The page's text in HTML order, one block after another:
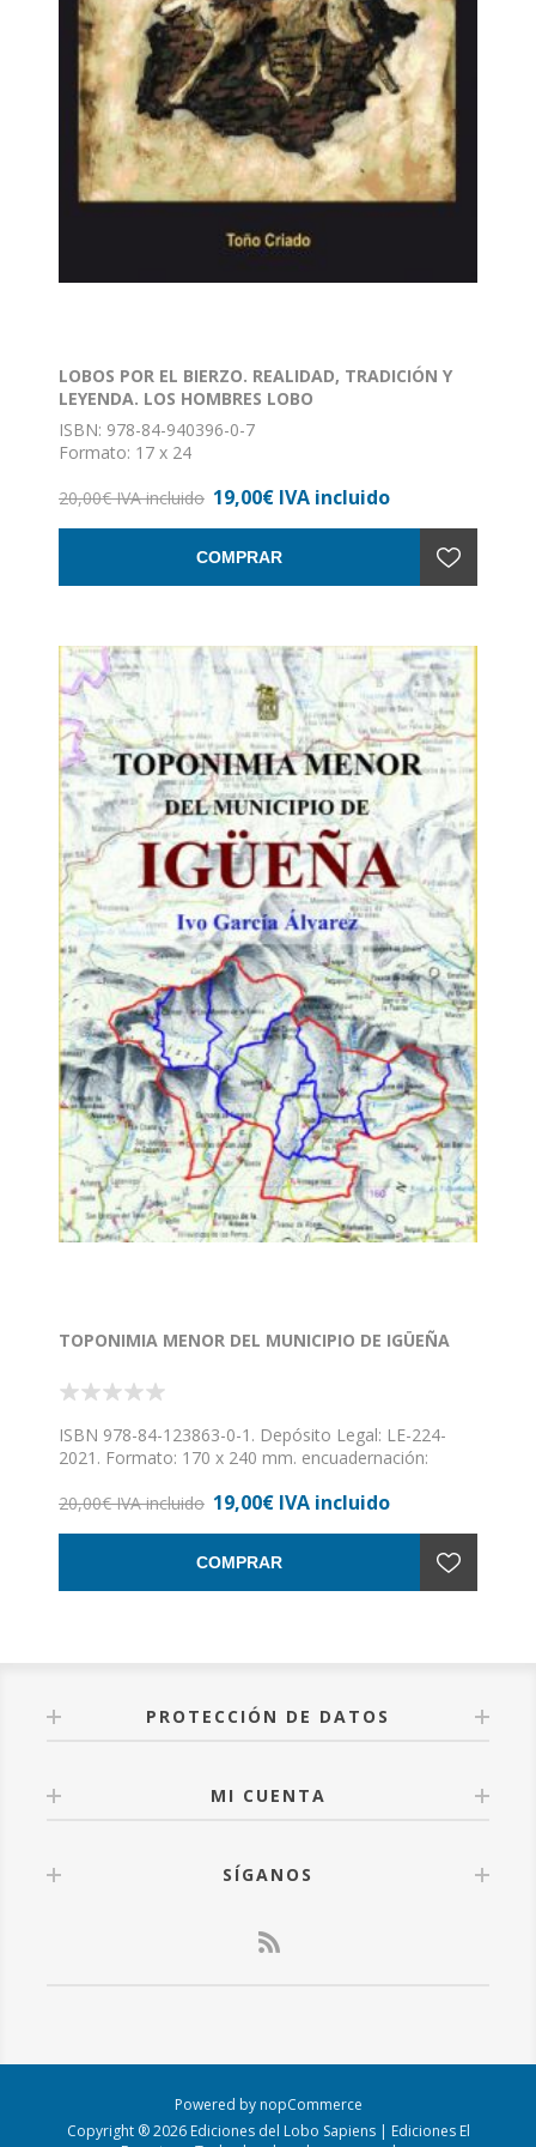
LOBOS POR EL BIERZO. REALIDAD, TRADICIÓN Y
LEYENDA. LOS HOMBRES LOBO
ISBN: 978-84-940396-0-7
Formato: 17 x 24
Encuadernación: Rústica con solapa
20,00€ IVA incluido 19,00€ IVA incluido
COMPRAR
TOPONIMIA MENOR DEL MUNICIPIO DE IGÜEÑA
ISBN 978-84-123863-0-1. Depósito Legal: LE-224-
2021. Formato: 170 x 240 mm. encuadernación:
intentado recoger, lo más exactamente posible, la
municipio de Igüeña, con los nombres que les fueron
aplicados por los vecinos que los utilizaban, junto con
posibles explicaciones de las razones que motivaron
20,00€ IVA incluido 19,00€ IVA incluido
COMPRAR
PROTECCIÓN DE DATOS
MI CUENTA
SÍGANOS
Powered by nopCommerce
Copyright ® 2026 Ediciones del Lobo Sapiens | Ediciones El